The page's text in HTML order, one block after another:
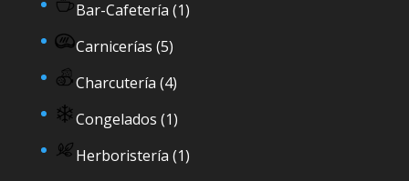
Bar-Cafetería (1)
Carnicerías (5)
Charcutería (4)
Congelados (1)
Herboristería (1)